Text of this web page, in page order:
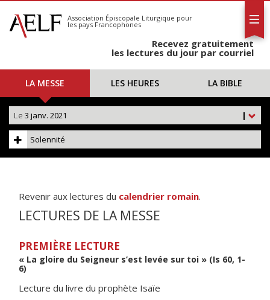
S'abonner
Calendrier
Association Épiscopale Liturgique pour
les pays Francophones
Recevez gratuitement
les lectures du jour par courriel
LA MESSE LES HEURES LA BIBLE
|
Le 3 janv. 2021
Solennité
Revenir aux lectures du calendrier romain.
LECTURES DE LA MESSE
PREMIÈRE LECTURE
« La gloire du Seigneur s’est levée sur toi » (Is 60, 1-
6)
Lecture du livre du prophète Isaïe